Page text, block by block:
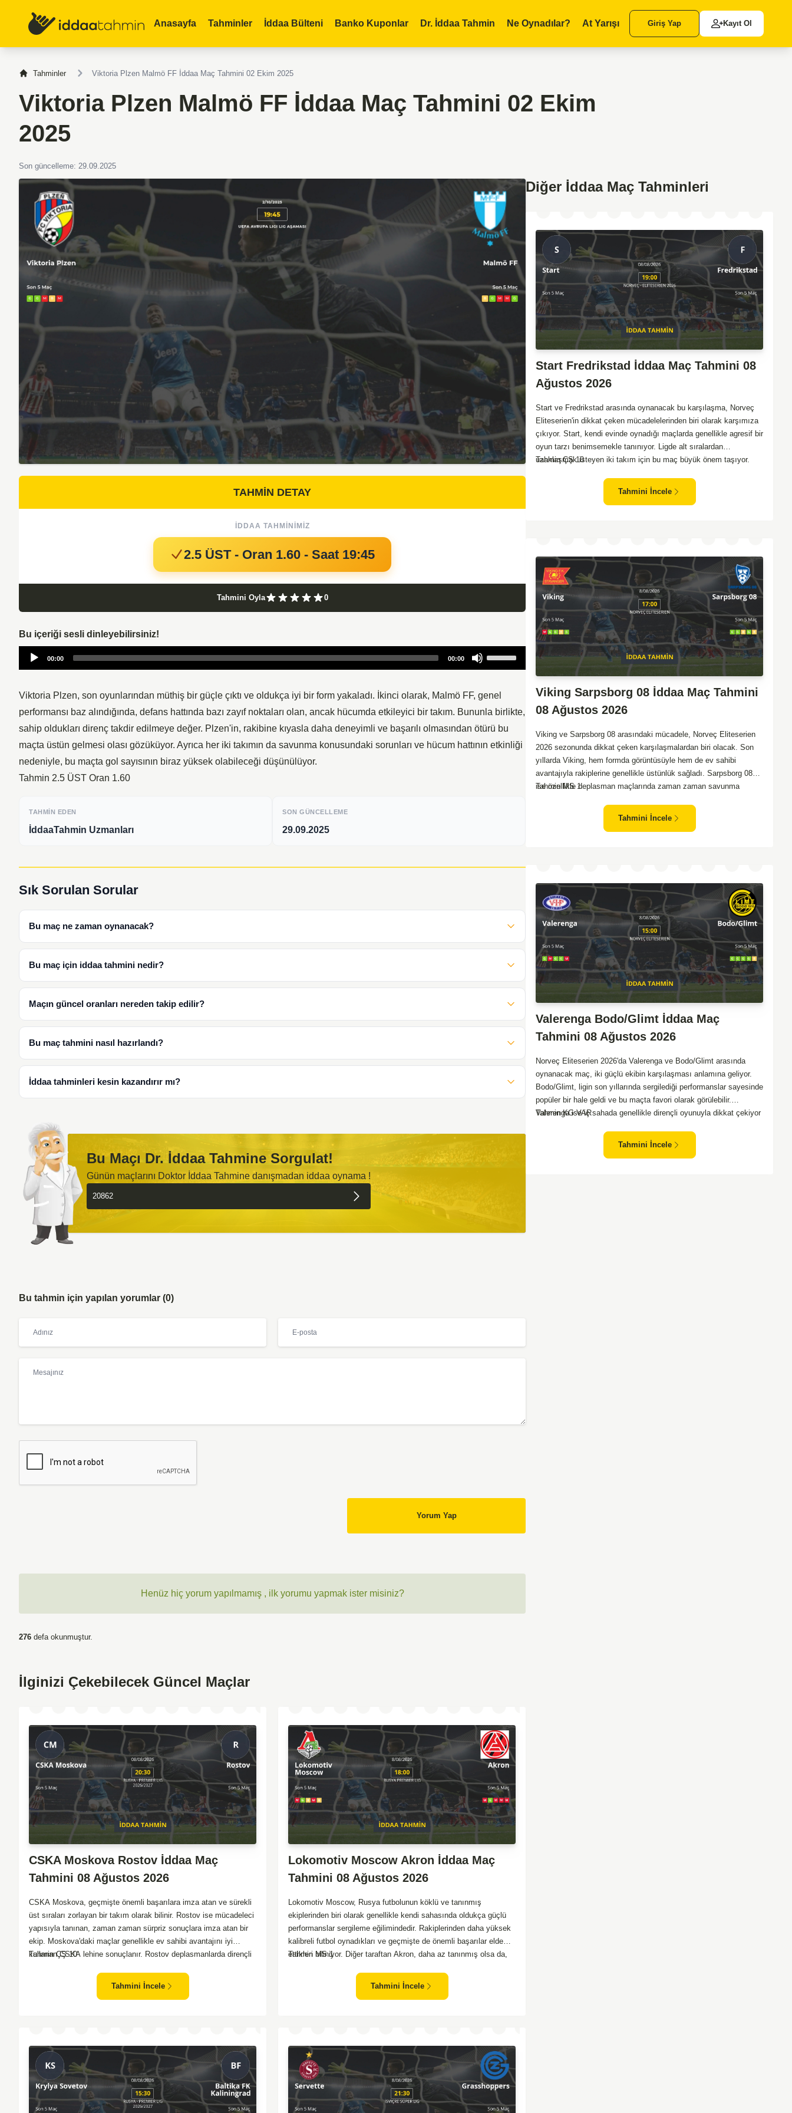
Anasayfa Tahminler İddaa Bülteni Banko Kuponlar Dr. İddaa Tahmin Ne Oynadılar? At Yarışı Giriş Yap Kayıt Ol
Tahminler Viktoria Plzen Malmö FF İddaa Maç Tahmini 02 Ekim 2025
Viktoria Plzen Malmö FF İddaa Maç Tahmini 02 Ekim
2025
Son güncelleme: 29.09.2025
TAHMİN DETAY
İDDAA TAHMINIMIZ
2.5 ÜST - Oran 1.60 - Saat 19:45
Tahmini Oyla 0
Bu içeriği sesli dinleyebilirsiniz!
Audio
00:00 00:00
keys
to
increase
decrease
Viktoria Plzen, son oyunlarından müthiş bir güçle çıktı ve oldukça iyi bir form yakaladı. İkinci olarak, Malmö FF, genel
performansı baz alındığında, defans hattında bazı zayıf noktaları olan, ancak hücumda etkileyici bir takım. Bununla birlikte,
sahip oldukları direnç takdir edilmeye değer. Plzen'in, rakibine kıyasla daha deneyimli ve başarılı olmasından ötürü bu
maçta üstün gelmesi olası gözüküyor. Ayrıca her iki takımın da savunma konusundaki sorunları ve hücum hattının etkinliği
nedeniyle, bu maçta gol sayısının biraz yüksek olabileceği düşünülüyor.
Tahmin 2.5 ÜST Oran 1.60
TAHMIN EDEN
İddaaTahmin Uzmanları
SON GÜNCELLEME
29.09.2025
Sık Sorulan Sorular
Bu maç ne zaman oynanacak?
Bu maç için iddaa tahmini nedir?
Maçın güncel oranları nereden takip edilir?
Bu maç tahmini nasıl hazırlandı?
İddaa tahminleri kesin kazandırır mı?
Bu Maçı Dr. İddaa Tahmine Sorgulat!
Günün maçlarını Doktor İddaa Tahmine danışmadan iddaa oynama !
Bu tahmin için yapılan yorumlar (0)
Yorum Yap
Henüz hiç yorum yapılmamış , ilk yorumu yapmak ister misiniz?
276 defa okunmuştur.
İlginizi Çekebilecek Güncel Maçlar
CSKA Moskova Rostov İddaa Maç
Tahmini 08 Ağustos 2026
CSKA Moskova, geçmişte önemli başarılara imza atan ve sürekli
üst sıraları zorlayan bir takım olarak bilinir. Rostov ise mücadeleci
yapısıyla tanınan, zaman zaman sürpriz sonuçlara imza atan bir
ekip. Moskova'daki maçlar genellikle ev sahibi avantajını iyi
kullanan CSKA lehine sonuçlanır. Rostov deplasmanlarda dirençli
CSKA'nın az farkla da olsa üstün olduğunu göstermektedir.
Tahmin ÇŞ 10
Tahmini İncele
Lokomotiv Moscow Akron İddaa Maç
Tahmini 08 Ağustos 2026
Lokomotiv Moscow, Rusya futbolunun köklü ve tanınmış
ekiplerinden biri olarak genellikle kendi sahasında oldukça güçlü
performanslar sergileme eğilimindedir. Rakiplerinden daha yüksek
kalibreli futbol oynadıkları ve geçmişte de önemli başarılar elde
ettikleri biliniyor. Diğer taraftan Akron, daha az tanınmış olsa da,
dikkat çekmektedir. Ancak genellikle Lokomotiv gibi köklü ve
Lokomotiv’in galibiyetle ayrılması daha yüksek ihtimal
taşımaktadır.
Tahmin MS 1
Tahmini İncele
Diğer İddaa Maç Tahminleri
Start Fredrikstad İddaa Maç Tahmini 08
Ağustos 2026
Start ve Fredrikstad arasında oynanacak bu karşılaşma, Norveç
Eliteserien'in dikkat çeken mücadelelerinden biri olarak karşımıza
çıkıyor. Start, kendi evinde oynadığı maçlarda genellikle agresif bir
oyun tarzı benimsemekle tanınıyor. Ligde alt sıralardan
uzaklaşmak isteyen iki takım için bu maç büyük önem taşıyor.
biliniyor. Bu durum, ev sahibi Start'a karşı mücadelede zorluk
çıkartabilir. Maçın temposunun yüksek olacağını ve her iki takımın
Tahmin ÇŞ 10
Tahmini İncele
Viking Sarpsborg 08 İddaa Maç Tahmini
08 Ağustos 2026
Viking ve Sarpsborg 08 arasındaki mücadele, Norveç Eliteserien
2026 sezonunda dikkat çeken karşılaşmalardan biri olacak. Son
yıllarda Viking, hem formda görüntüsüyle hem de ev sahibi
avantajıyla rakiplerine genellikle üstünlük sağladı. Sarpsborg 08
ise özellikle deplasman maçlarında zaman zaman savunma
sahasında kontrollü oynaması, onları favori yapıyor. Sarpsborg'un
Tahmin MS 1
Tahmini İncele
Valerenga Bodo/Glimt İddaa Maç
Tahmini 08 Ağustos 2026
Norveç Eliteserien 2026'da Valerenga ve Bodo/Glimt arasında
oynanacak maç, iki güçlü ekibin karşılaşması anlamına geliyor.
Bodo/Glimt, ligin son yıllarında sergilediği performanslar sayesinde
popüler bir hale geldi ve bu maçta favori olarak görülebilir.
Valerenga ise iç sahada genellikle dirençli oyunuyla dikkat çekiyor
maçlar genellikle çekişmeli geçiyor ve bol gollü karşılaşmalara
Tahmin KG VAR
Tahmini İncele